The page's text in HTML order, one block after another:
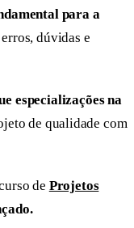
para a
dúvidas e
especializações na
de qualidade com
de Projetos